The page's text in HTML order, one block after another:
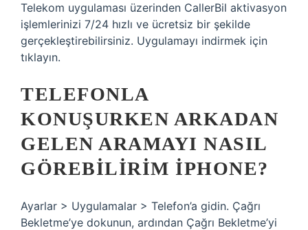
Telekom uygulaması üzerinden CallerBil aktivasyon
işlemlerinizi 7/24 hızlı ve ücretsiz bir şekilde
gerçekleştirebilirsiniz. Uygulamayı indirmek için
tıklayın.
TELEFONLA
KONUŞURKEN ARKADAN
GELEN ARAMAYI NASIL
GÖREBILIRIM IPHONE?
Ayarlar > Uygulamalar > Telefon’a gidin. Çağrı
Bekletme’ye dokunun, ardından Çağrı Bekletme’yi